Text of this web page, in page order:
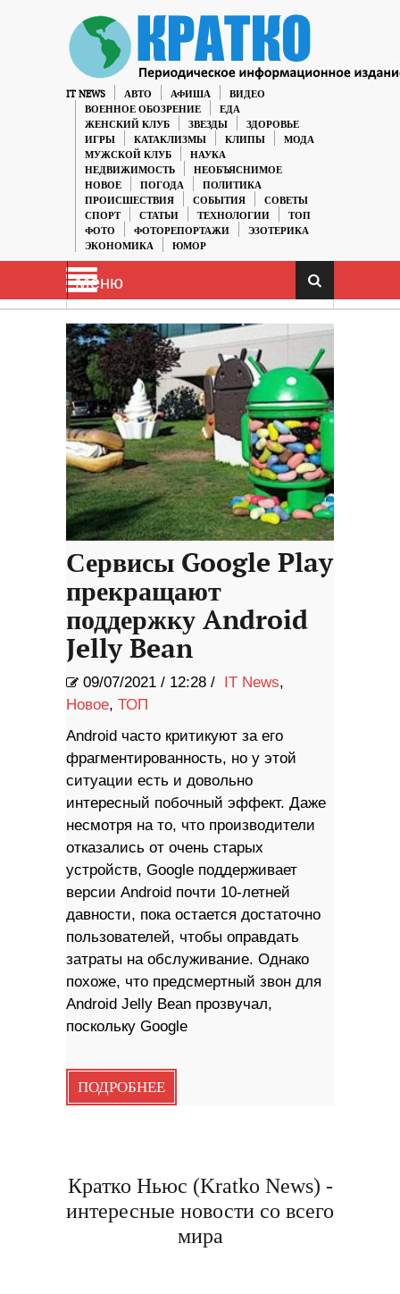
IT NEWS АВТО АФИША
ВИДЕО
ВОЕННОЕ ОБОЗРЕНИЕ
ЕДА
ЖЕНСКИЙ КЛУБ
ЗВЕЗДЫ
ЗДОРОВЬЕ
ИГРЫ
КАТАКЛИЗМЫ КЛИПЫ
МОДА
МУЖСКОЙ КЛУБ
НАУКА
НЕДВИЖИМОСТЬ
НЕОБЪЯСНИМОЕ
НОВОЕ
ПОГОДА
ПОЛИТИКА
ПРОИСШЕСТВИЯ
СОБЫТИЯ
СОВЕТЫ
СПОРТ
СТАТЬИ ТЕХНОЛОГИИ
ТОП
ФОТО
ФОТОРЕПОРТАЖИ
ЭЗОТЕРИКА
ЭКОНОМИКА
ЮМОР
Меню
Сервисы Google Play
прекращают
поддержку Android
Jelly Bean
09/07/2021 / 12:28 / IT News,
Новое, ТОП
Android часто критикуют за его
фрагментированность, но у этой
ситуации есть и довольно
интересный побочный эффект. Даже
несмотря на то, что производители
отказались от очень старых
устройств, Google поддерживает
версии Android почти 10-летней
давности, пока остается достаточно
пользователей, чтобы оправдать
затраты на обслуживание. Однако
похоже, что предсмертный звон для
Android Jelly Bean прозвучал,
поскольку Google
ПОДРОБНЕЕ
Кратко Ньюс (Kratko News) -
интересные новости со всего
мира